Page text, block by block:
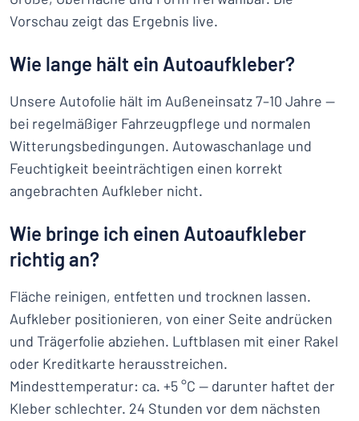
Vorschau zeigt das Ergebnis live.
Wie lange hält ein Autoaufkleber?
Unsere Autofolie hält im Außeneinsatz 7–10 Jahre —
bei regelmäßiger Fahrzeugpflege und normalen
Witterungsbedingungen. Autowaschanlage und
Feuchtigkeit beeinträchtigen einen korrekt
angebrachten Aufkleber nicht.
Wie bringe ich einen Autoaufkleber
richtig an?
Fläche reinigen, entfetten und trocknen lassen.
Aufkleber positionieren, von einer Seite andrücken
und Trägerfolie abziehen. Luftblasen mit einer Rakel
oder Kreditkarte herausstreichen.
Mindesttemperatur: ca. +5 °C — darunter haftet der
Kleber schlechter. 24 Stunden vor dem nächsten